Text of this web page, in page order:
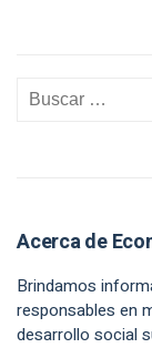
Acerca de
Brindamos
responsables en
desarrollo social